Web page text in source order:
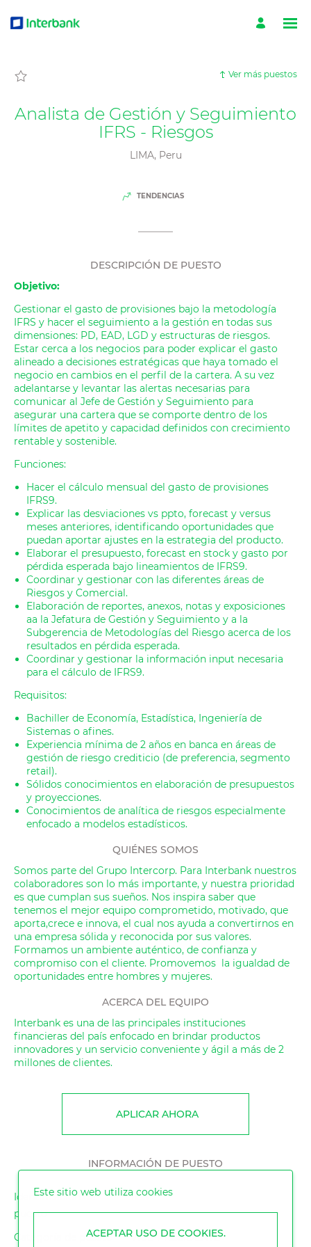
Ver más puestos
Analista de Gestión y Seguimiento
IFRS - Riesgos
LIMA, Peru
TENDENCIAS
DESCRIPCIÓN DE PUESTO
Objetivo:
Gestionar el gasto de provisiones bajo la metodología
IFRS y hacer el seguimiento a la gestión en todas sus
dimensiones: PD, EAD, LGD y estructuras de riesgos.
Estar cerca a los negocios para poder explicar el gasto
alineado a decisiones estratégicas que haya tomado el
negocio en cambios en el perfil de la cartera. A su vez
adelantarse y levantar las alertas necesarias para
comunicar al Jefe de Gestión y Seguimiento para
asegurar una cartera que se comporte dentro de los
límites de apetito y capacidad definidos con crecimiento
rentable y sostenible.
Funciones:
Hacer el cálculo mensual del gasto de provisiones
IFRS9.
Explicar las desviaciones vs ppto, forecast y versus
meses anteriores, identificando oportunidades que
puedan aportar ajustes en la estrategia del producto.
Elaborar el presupuesto, forecast en stock y gasto por
pérdida esperada bajo lineamientos de IFRS9.
Coordinar y gestionar con las diferentes áreas de
Riesgos y Comercial.
Elaboración de reportes, anexos, notas y exposiciones
aa la Jefatura de Gestión y Seguimiento y a la
Subgerencia de Metodologías del Riesgo acerca de los
resultados en pérdida esperada.
Coordinar y gestionar la información input necesaria
para el cálculo de IFRS9.
Requisitos:
Bachiller de Economía, Estadística, Ingeniería de
Sistemas o afines.
Experiencia mínima de 2 años en banca en áreas de
gestión de riesgo crediticio (de preferencia, segmento
retail).
Sólidos conocimientos en elaboración de presupuestos
y proyecciones.
Conocimientos de analítica de riesgos especialmente
enfocado a modelos estadísticos.
QUIÉNES SOMOS
Somos parte del Grupo Intercorp. Para Interbank nuestros
colaboradores son lo más importante, y nuestra prioridad
es que cumplan sus sueños. Nos inspira saber que
tenemos el mejor equipo comprometido, motivado, que
aporta,crece e innova, el cual nos ayuda a convertirnos en
una empresa sólida y reconocida por sus valores.
Formamos un ambiente auténtico, de confianza y
compromiso con el cliente. Promovemos la igualdad de
oportunidades entre hombres y mujeres.
ACERCA DEL EQUIPO
Interbank es una de las principales instituciones
financieras del país enfocado en brindar productos
innovadores y un servicio conveniente y ágil a más de 2
millones de clientes.
APLICAR AHORA
INFORMACIÓN DE PUESTO
Identificación de
puesto
1133
Categoría de puesto VICE-PRESIDENTE
Este sitio web utiliza cookies
ACEPTAR USO DE COOKIES.
de
Gestión
Riesgos
Interbank
Carreras